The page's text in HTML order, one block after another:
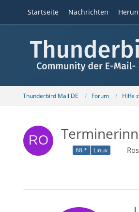
Startseite Nachrichten
Thunderbird Mail DE Forum Hilfe
68.* Linux